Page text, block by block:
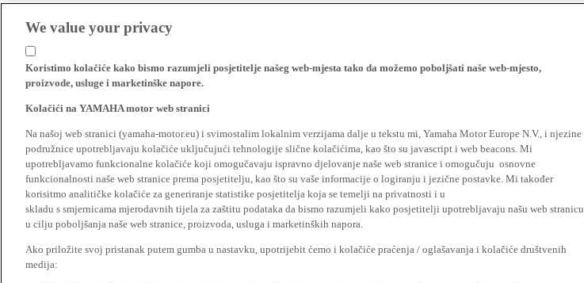
We value your privacy
Koristimo kolačiće kako bismo razumjeli posjetitelje našeg web-mjesta tako da možemo poboljšati naše web-mjesto,
proizvode, usluge i marketinške napore.
Kolačići na YAMAHA motor web stranici
Na našoj web stranici (yamaha-motor.eu) i svimostalim lokalnim verzijama dalje u tekstu mi, Yamaha Motor Europe N.V., i njezine
podružnice upotrebljavaju kolačiće uključujući tehnologije slične kolačićima, kao što su javascript i web beacons. Mi
upotrebljavamo funkcionalne kolačiće koji omogučavaju ispravno djelovanje naše web stranice i omogučuju osnovne
funkcionalnosti naše web stranice prema posjetitelju, kao što su vaše informacije o logiranju i jezične postavke. Mi također
korisitmo analitičke kolačiće za generiranje statistike posjetitelja koja se temelji na privatnosti i u
skladu s smjernicama mjerodavnih tijela za zaštitu podataka da bismo razumjeli kako posjetitelji upotrebljavaju našu web stranicu
u cilju poboljšanja naše web stranice, proizvoda, usluga i marketinških napora.
Ako priložite svoj pristanak putem gumba u nastavku, upotrijebit ćemo i kolačiće praćenja / oglašavanja i kolačiće društvenih
medija: